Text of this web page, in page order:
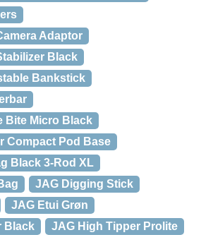
Adaptor
Black
Bankstick
Bite Micro Black
Compact Pod Base
Black 3-Rod XL
JAG Digging Stick
JAG Etui Grøn
Black
JAG High Tipper Prolite